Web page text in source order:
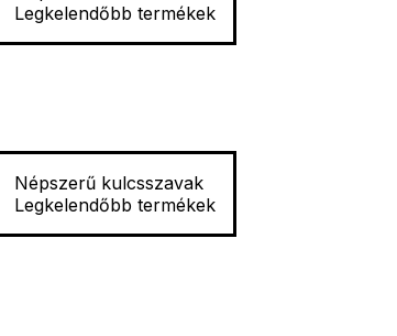
Legkelendőbb termékek
Népszerű kulcsszavak
Legkelendőbb termékek